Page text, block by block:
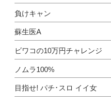
負けキャン
蘇生医A
ビワコの10万円チャレンジ
ノムラ100%
目指せ! パチ･スロ イイ女